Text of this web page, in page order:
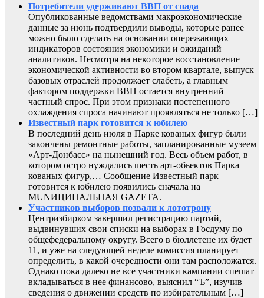
Потребители удерживают ВВП от спада
Опубликованные ведомствами макроэкономические
данные за июнь подтвердили выводы, которые ранее
можно было сделать на основании опережающих
индикаторов состояния экономики и ожиданий
аналитиков. Несмотря на некоторое восстановление
экономической активности во втором квартале, выпуск
базовых отраслей продолжает слабеть, а главным
фактором поддержки ВВП остается внутренний
частный спрос. При этом признаки постепенного
охлаждения спроса начинают проявляться не только […]
Известный парк готовится к юбилею
В последний день июля в Парке кованых фигур были
закончены ремонтные работы, запланированные музеем
«Арт-Донбасс» на нынешний год. Весь объем работ, в
котором остро нуждались шесть арт-обьектов Парка
кованых фигур,… Сообщение Известный парк
готовится к юбилею появились сначала на
MUNИЦИПАЛЬНАЯ GAZЕТА.
Участников выборов позвали к лототрону
Центризбирком завершил регистрацию партий,
выдвинувших свои списки на выборах в Госдуму по
общефедеральному округу. Всего в бюллетене их будет
11, и уже на следующей неделе комиссия планирует
определить, в какой очередности они там расположатся.
Однако пока далеко не все участники кампании спешат
вкладываться в нее финансово, выяснил “Ъ”, изучив
сведения о движении средств по избирательным […]